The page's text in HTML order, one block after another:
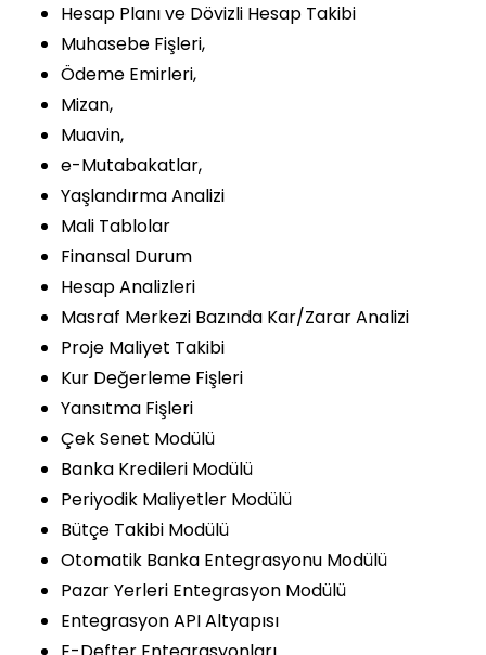
Hesap Planı ve Dövizli Hesap Takibi
Muhasebe Fişleri,
Ödeme Emirleri,
Mizan,
Muavin,
e-Mutabakatlar,
Yaşlandırma Analizi
Mali Tablolar
Finansal Durum
Hesap Analizleri
Masraf Merkezi Bazında Kar/Zarar Analizi
Proje Maliyet Takibi
Kur Değerleme Fişleri
Yansıtma Fişleri
Çek Senet Modülü
Banka Kredileri Modülü
Periyodik Maliyetler Modülü
Bütçe Takibi Modülü
Otomatik Banka Entegrasyonu Modülü
Pazar Yerleri Entegrasyon Modülü
Entegrasyon API Altyapısı